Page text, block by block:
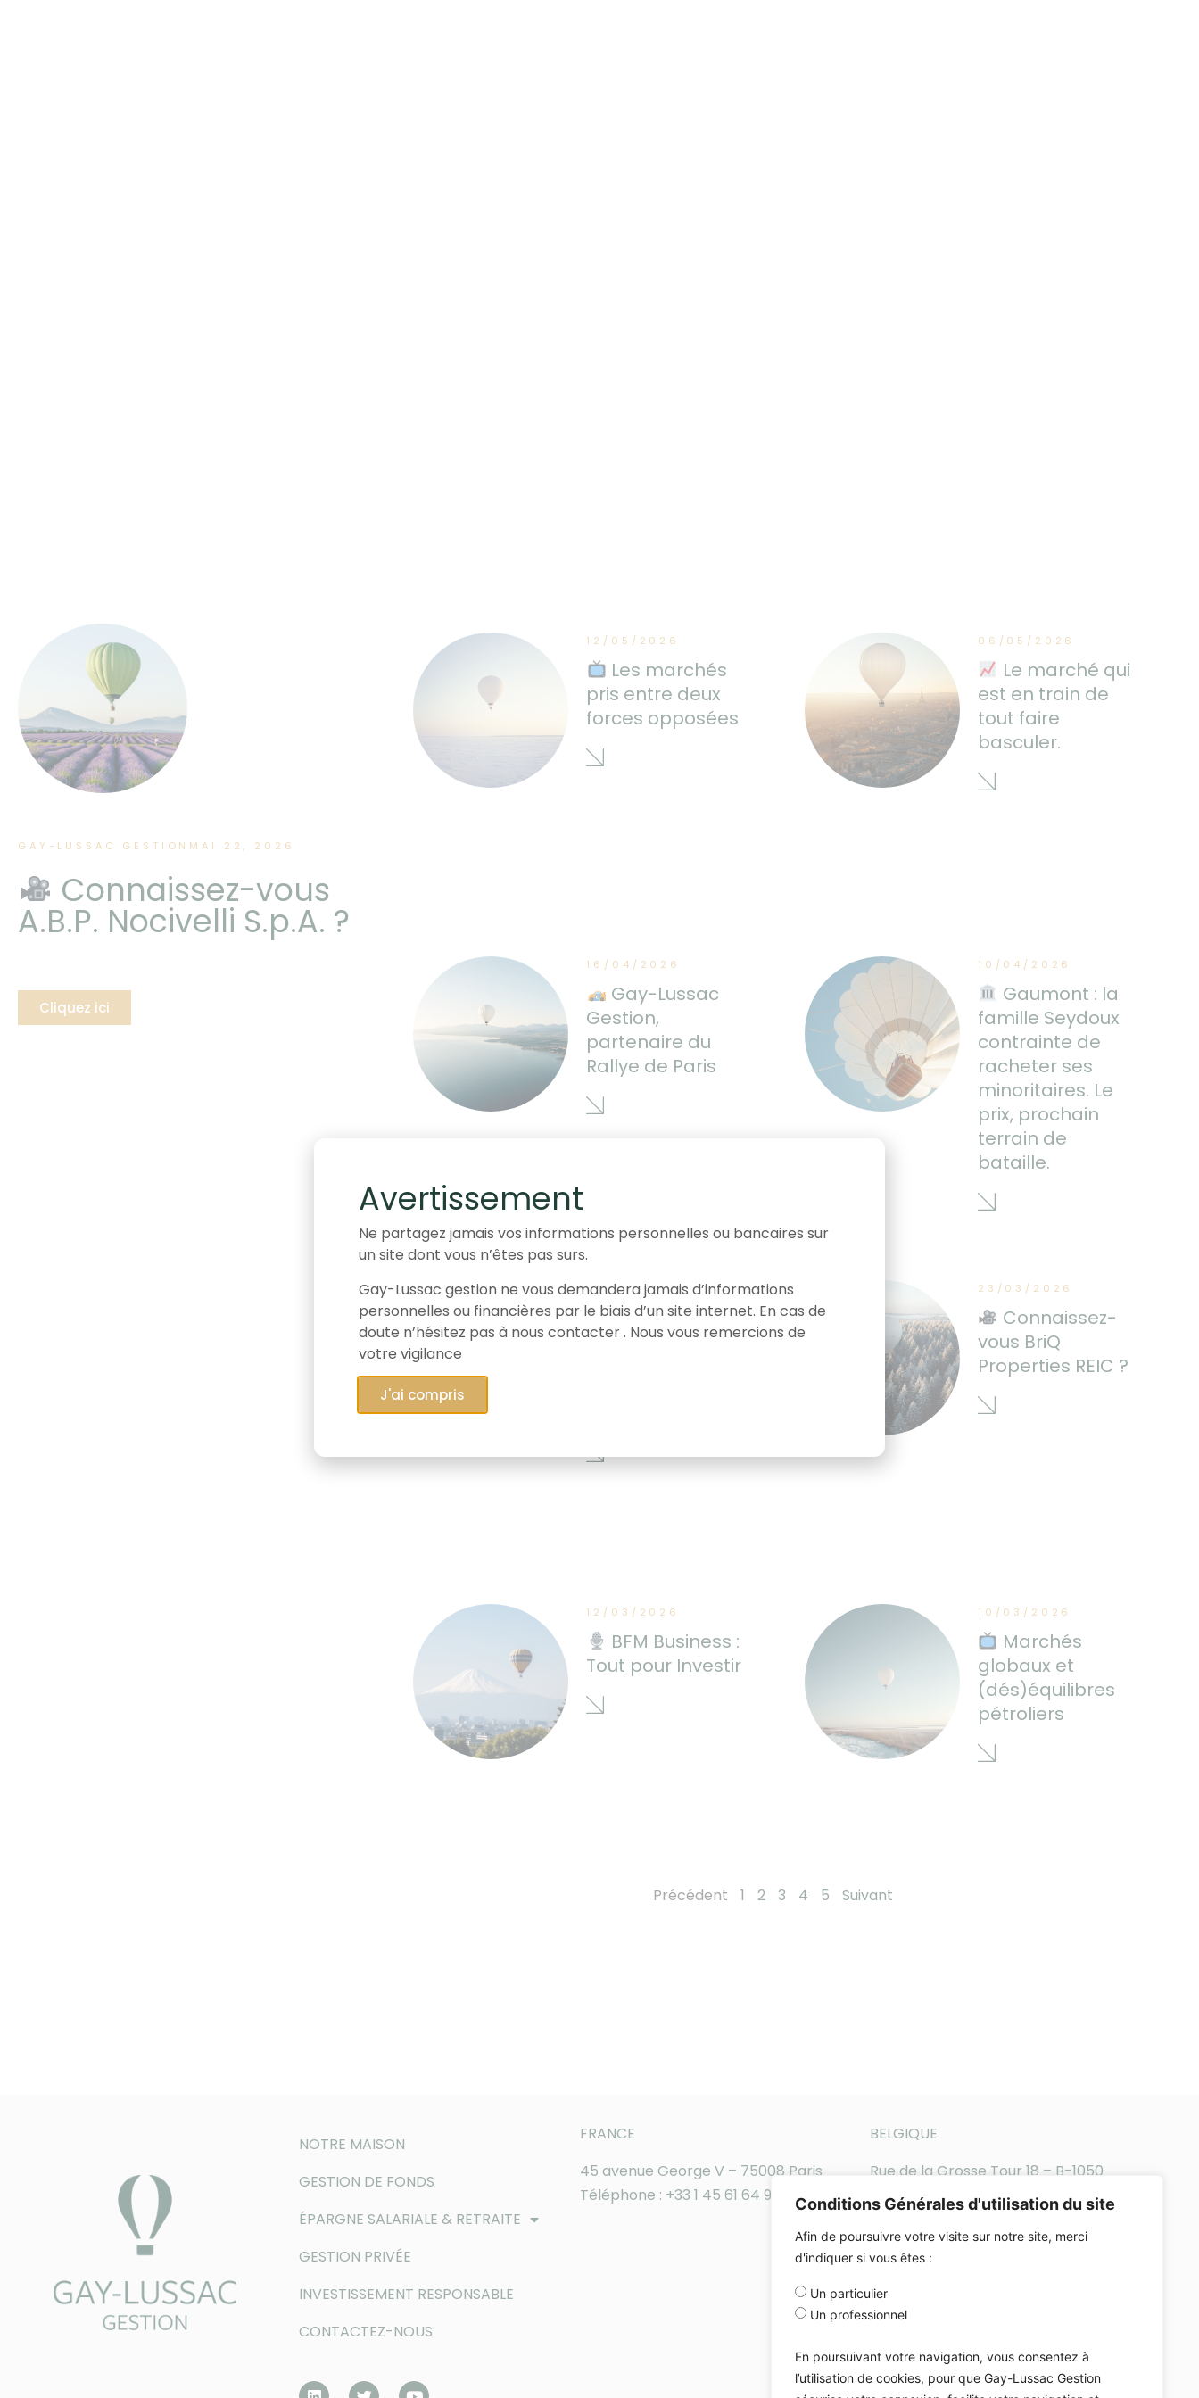
Conditions Générales d'utilisation du site
Afin de poursuivre votre visite sur notre site, merci
d'indiquer si vous êtes :
Un particulier
Un professionnel
En poursuivant votre navigation, vous consentez à
l’utilisation de cookies, pour que Gay-Lussac Gestion
GAY-LUSSAC GESTION MAI 22, 2026
Connaissez-vous
A.B.P. Nocivelli S.p.A. ?
Cliquez ici
12/05/2026
Les marchés
pris entre deux
forces opposées
06/05/2026
Le marché qui
est en train de
tout faire
basculer.
16/04/2026
Gay-Lussac
Gestion,
partenaire du
Rallye de Paris
10/04/2026
Gaumont : la
famille Seydoux
contrainte de
racheter ses
minoritaires. Le
prix, prochain
terrain de
bataille.
26/03/2026
Une décision
importante pour
23/03/2026
Connaissez-
vous BriQ
Properties REIC ?
12/03/2026
BFM Business :
Tout pour Investir
10/03/2026
Marchés
globaux et
(dés)équilibres
pétroliers
Précédent 1 2 3 4 5 Suivant
NOTRE MAISON
GESTION DE FONDS
ÉPARGNE SALARIALE & RETRAITE
GESTION PRIVÉE
INVESTISSEMENT RESPONSABLE
CONTACTEZ-NOUS
FRANCE
45 avenue George V – 75008 Paris
Téléphone : +33 1 45 61 64 90
BELGIQUE
Rue de la Grosse Tour 18 – B-1050
Bruxelles
Avertissement
Ne partagez jamais vos informations personnelles ou bancaires sur
un site dont vous n’êtes pas surs.
Gay-Lussac gestion ne vous demandera jamais d’informations
personnelles ou financières par le biais d’un site internet. En cas de
doute n’hésitez pas à nous contacter . Nous vous remercions de
votre vigilance
J'ai compris